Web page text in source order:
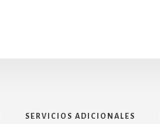
SERVICIOS ADICIONALES